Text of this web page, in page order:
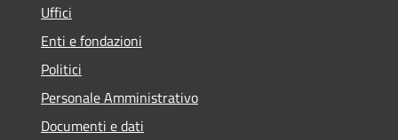
Uffici
Enti e fondazioni
Politici
Personale Amministrativo
Documenti e dati